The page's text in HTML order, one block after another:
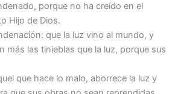
porque no ha creído en el
Hijo de Dios.
que la luz vino al mundo, y
más las tinieblas que la luz, porque sus
que hace lo malo, aborrece la luz y